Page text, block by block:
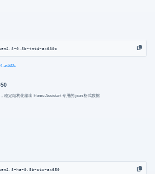
0.5b-int4-ax630c
ax630c
稳定结构化输出 Home Assistant 专用的 json 格式数据
ha-0.5b-ctx-ax650